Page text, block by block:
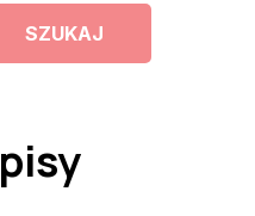
SZUKAJ